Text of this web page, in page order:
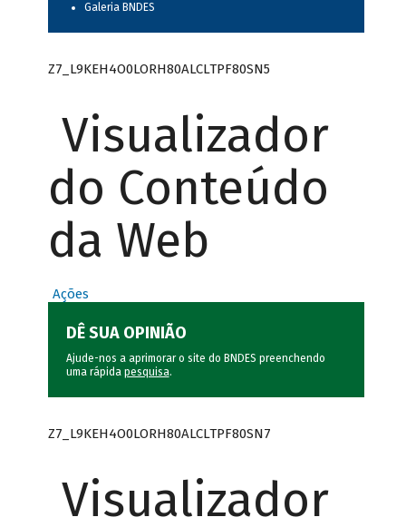
Galeria BNDES
Z7_L9KEH4O0LORH80ALCLTPF80SN5
Visualizador
do Conteúdo
da Web
Ações
DÊ SUA OPINIÃO
Ajude-nos a aprimorar o site do BNDES preenchendo
uma rápida pesquisa.
Z7_L9KEH4O0LORH80ALCLTPF80SN7
Visualizador